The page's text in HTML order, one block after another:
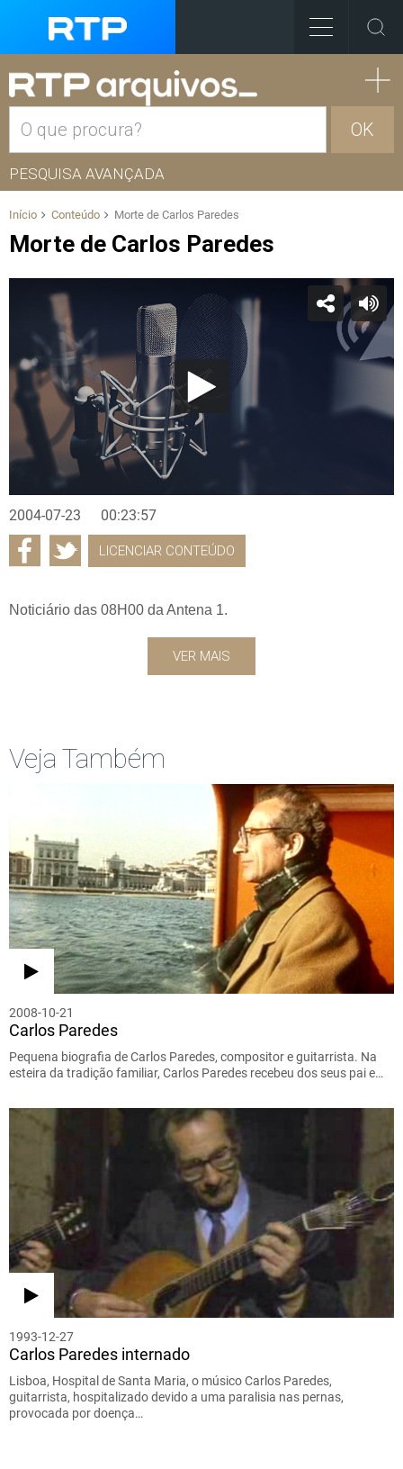
OK
PESQUISA AVANÇADA
Início Conteúdo Morte de Carlos Paredes
Morte de Carlos Paredes
2004-07-23 00:23:57
LICENCIAR CONTEÚDO
Noticiário das 08H00 da Antena 1.
VER MAIS
Veja Também
2008-10-21
Carlos Paredes
Pequena biografia de Carlos Paredes, compositor e guitarrista. Na
esteira da tradição familiar, Carlos Paredes recebeu dos seus pai e…
1993-12-27
Carlos Paredes internado
Lisboa, Hospital de Santa Maria, o músico Carlos Paredes,
guitarrista, hospitalizado devido a uma paralisia nas pernas,
provocada por doença…